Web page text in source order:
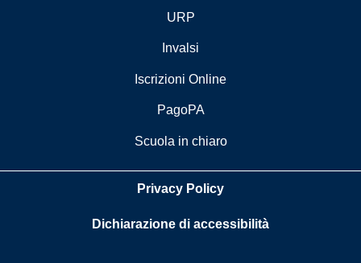
URP
Invalsi
Iscrizioni Online
PagoPA
Scuola in chiaro
Privacy Policy
Dichiarazione di accessibilità